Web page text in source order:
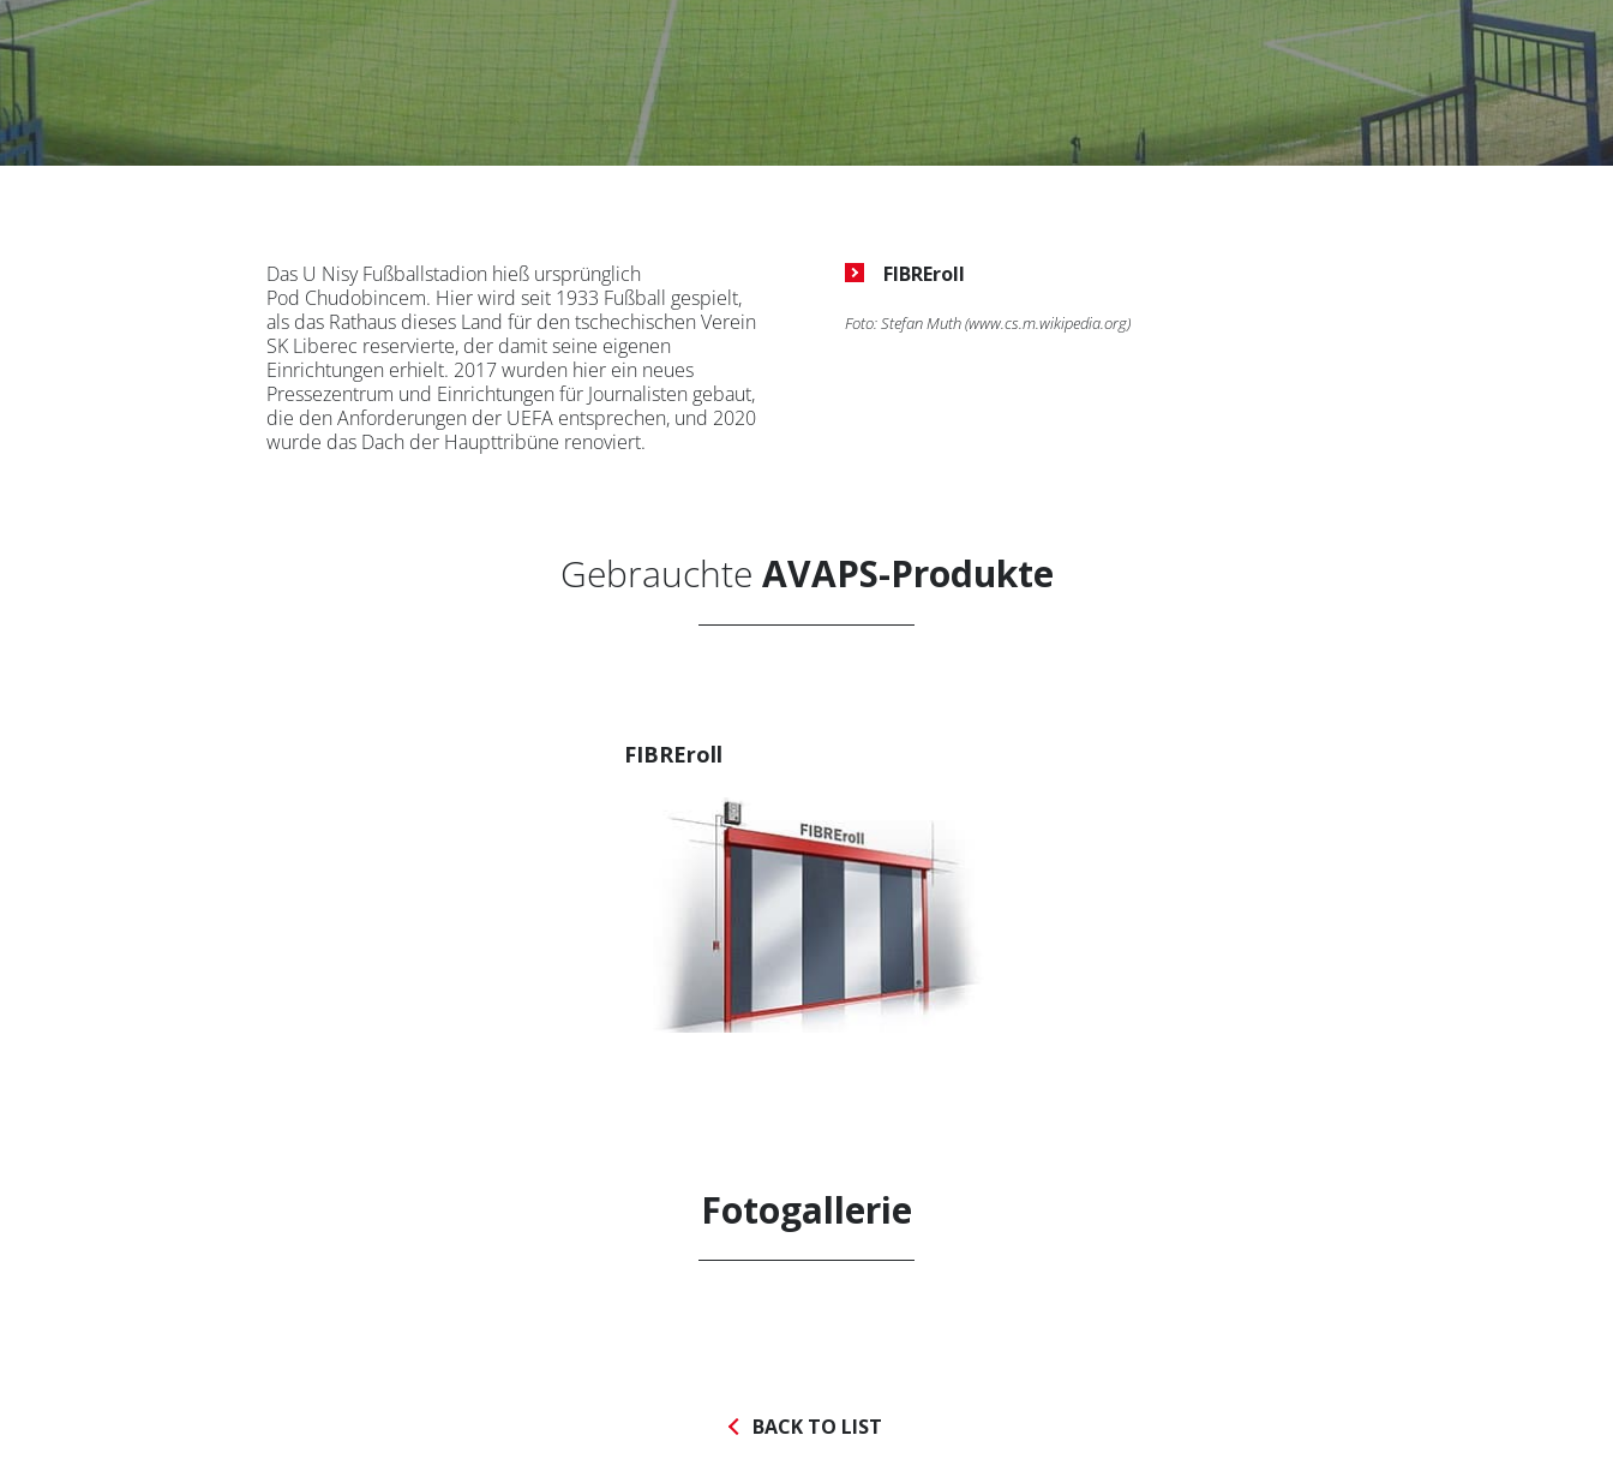
Das U Nisy Fußballstadion hieß ursprünglich
Pod Chudobincem. Hier wird seit 1933 Fußball gespielt,
als das Rathaus dieses Land für den tschechischen Verein
SK Liberec reservierte, der damit seine eigenen
Einrichtungen erhielt. 2017 wurden hier ein neues
Pressezentrum und Einrichtungen für Journalisten gebaut,
die den Anforderungen der UEFA entsprechen, und 2020
wurde das Dach der Haupttribüne renoviert.
FIBREroll
Foto: Stefan Muth (www.cs.m.wikipedia.org)
Gebrauchte AVAPS-Produkte
FIBREroll
Fotogallerie
BACK TO LIST
Abonnieren Sie denAVAPS
Datenschutz-Bestimmungen